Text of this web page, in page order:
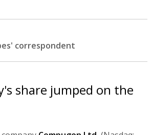
correspondent
share jumped on the